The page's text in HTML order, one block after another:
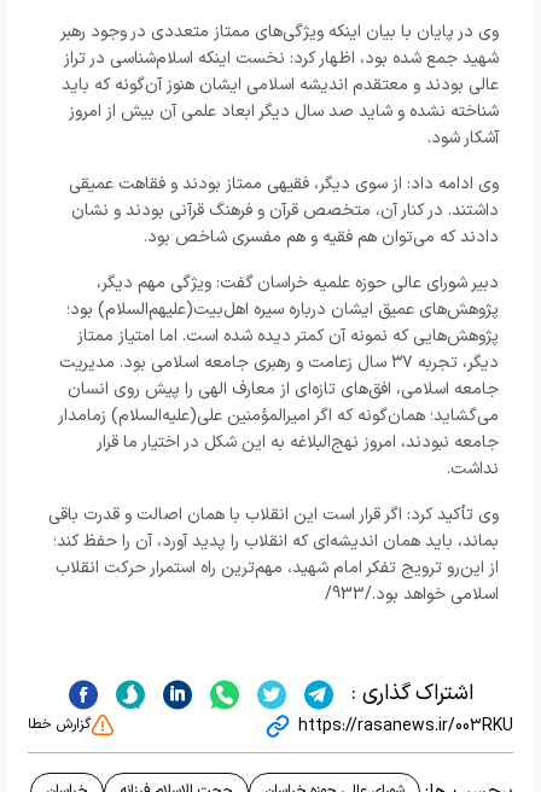
وی در پایان با بیان اینکه ویژگی‌های ممتاز متعددی در وجود رهبر
شهید جمع شده بود، اظهار کرد: نخست اینکه اسلام‌شناسی در تراز
عالی بودند و معتقدم اندیشه اسلامی ایشان هنوز آن‌گونه که باید
شناخته نشده و شاید صد سال دیگر ابعاد علمی آن بیش از امروز
آشکار شود.
وی ادامه داد: از سوی دیگر، فقیهی ممتاز بودند و فقاهت عمیقی
داشتند. در کنار آن، متخصص قرآن و فرهنگ قرآنی بودند و نشان
دادند که می‌توان هم فقیه و هم مفسری شاخص بود.
دبیر شورای عالی حوزه علمیه خراسان گفت: ویژگی مهم دیگر،
پژوهش‌های عمیق ایشان درباره سیره اهل‌بیت(علیهم‌السلام) بود؛
پژوهش‌هایی که نمونه آن کمتر دیده شده است. اما امتیاز ممتاز
دیگر، تجربه ۳۷ سال زعامت و رهبری جامعه اسلامی بود. مدیریت
جامعه اسلامی، افق‌های تازه‌ای از معارف الهی را پیش روی انسان
می‌گشاید؛ همان‌گونه که اگر امیرالمؤمنین علی(علیه‌السلام) زمامدار
جامعه نبودند، امروز نهج‌البلاغه به این شکل در اختیار ما قرار
نداشت.
وی تأکید کرد: اگر قرار است این انقلاب با همان اصالت و قدرت باقی
بماند، باید همان اندیشه‌ای که انقلاب را پدید آورد، آن را حفظ کند؛
از این‌رو ترویج تفکر امام شهید، مهم‌ترین راه استمرار حرکت انقلاب
اسلامی خواهد بود./933/
اشتراک گذاری :
https://rasanews.ir/003RKU گزارش خطا